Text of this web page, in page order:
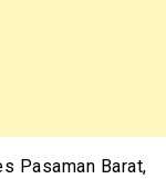
Pasaman Barat,